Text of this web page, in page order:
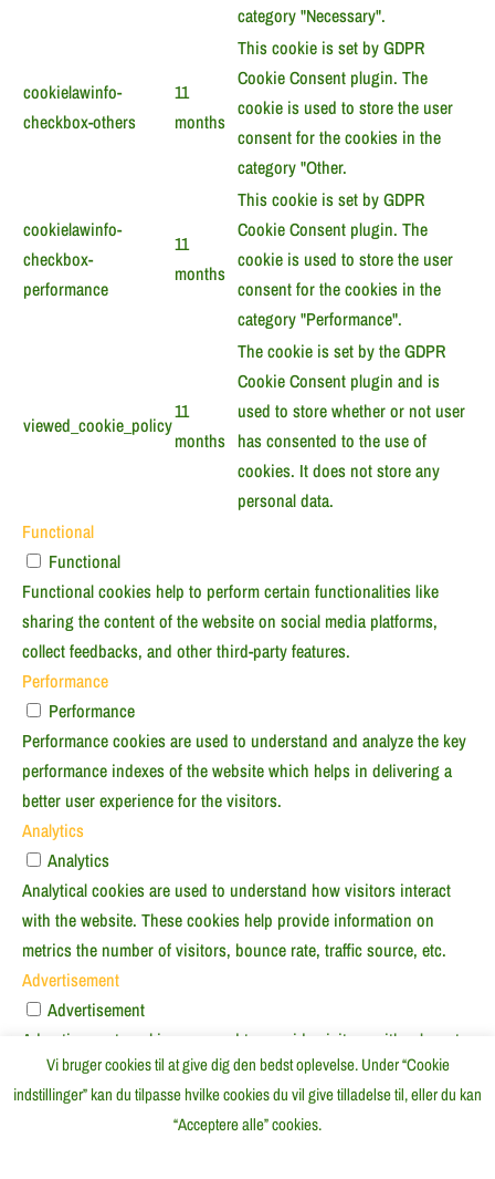
Vi bruger cookies til at give dig den bedst oplevelse. Under “Cookie
indstillinger” kan du tilpasse hvilke cookies du vil give tilladelse til, eller du kan
“Acceptere alle” cookies.
category "Necessary".
cookielawinfo-
checkbox-others
11
months
This cookie is set by GDPR
Cookie Consent plugin. The
cookie is used to store the user
consent for the cookies in the
category "Other.
cookielawinfo-
checkbox-
performance
11
months
This cookie is set by GDPR
Cookie Consent plugin. The
cookie is used to store the user
consent for the cookies in the
category "Performance".
viewed_cookie_policy
11
months
The cookie is set by the GDPR
Cookie Consent plugin and is
used to store whether or not user
has consented to the use of
cookies. It does not store any
personal data.
Functional
Functional
Functional cookies help to perform certain functionalities like
sharing the content of the website on social media platforms,
collect feedbacks, and other third-party features.
Performance
Performance
Performance cookies are used to understand and analyze the key
performance indexes of the website which helps in delivering a
better user experience for the visitors.
Analytics
Analytics
Analytical cookies are used to understand how visitors interact
with the website. These cookies help provide information on
metrics the number of visitors, bounce rate, traffic source, etc.
Advertisement
Advertisement
Advertisement cookies are used to provide visitors with relevant
ads and marketing campaigns. These cookies track visitors
across websites and collect information to provide customized